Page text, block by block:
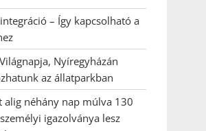
– Így kapcsolható a
Nyíregyházán
az állatparkban
alig néhány nap múlva 130
igazolványa lesz